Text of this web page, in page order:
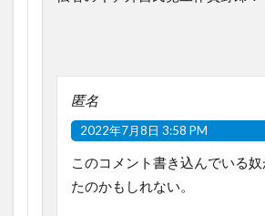
匿名
2022年7月8日 3:58 PM
このコメント書き込んでいる
たのかもしれない。